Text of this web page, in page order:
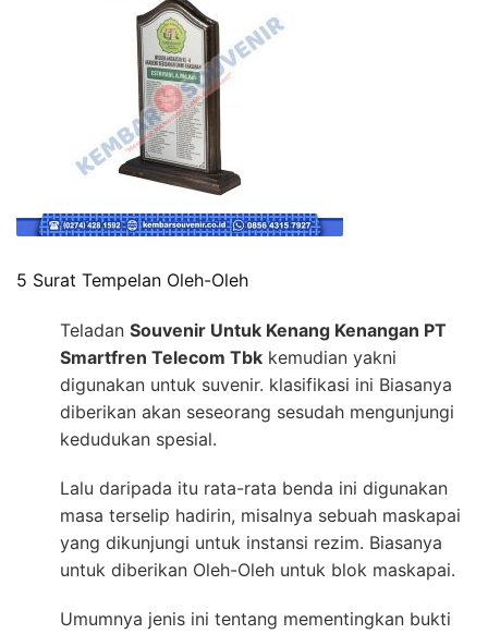
5 Surat Tempelan Oleh-Oleh
Teladan Souvenir Untuk Kenang Kenangan PT
Smartfren Telecom Tbk kemudian yakni
digunakan untuk suvenir. klasifikasi ini Biasanya
diberikan akan seseorang sesudah mengunjungi
kedudukan spesial.
Lalu daripada itu rata-rata benda ini digunakan
masa terselip hadirin, misalnya sebuah maskapai
yang dikunjungi untuk instansi rezim. Biasanya
untuk diberikan Oleh-Oleh untuk blok maskapai.
Umumnya jenis ini tentang mementingkan bukti